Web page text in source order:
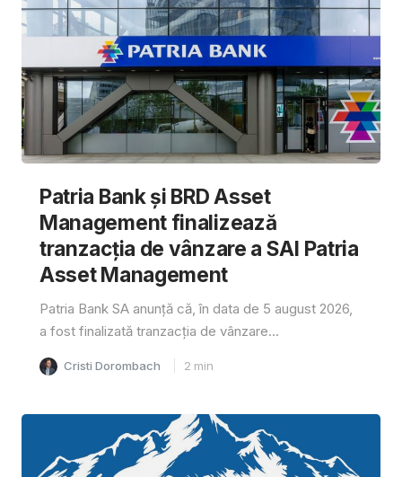
Patria Bank și BRD Asset
Management finalizează
tranzacția de vânzare a SAI Patria
Asset Management
Patria Bank SA anunță că, în data de 5 august 2026,
a fost finalizată tranzacția de vânzare...
Cristi Dorombach 2 min